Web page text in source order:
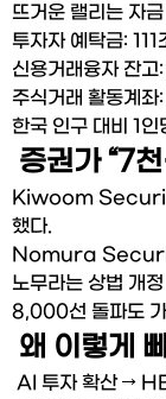
뜨거운 랠리는 자
투자자 예탁금:
신용거래융자 잔고
주식거래 활동계좌
한국 인구 대비 1
증권가 “7
Kiwoom
했다.
Nomura
노무라는 상법 개
8,000선 돌파도
왜 이렇게
AI 투자 확산 →